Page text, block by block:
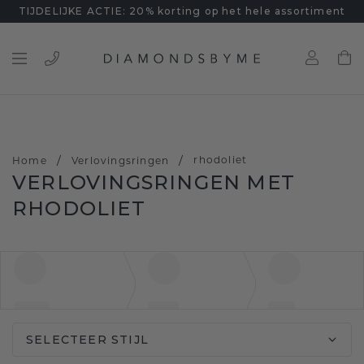
TIJDELIJKE ACTIE: 20% korting op het hele assortiment
Home / Verlovingsringen / rhodoliet
VERLOVINGSRINGEN MET
RHODOLIET
SELECTEER STIJL